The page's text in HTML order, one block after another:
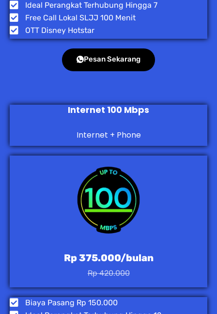
Ideal Perangkat Terhubung Hingga 7
Free Call Lokal SLJJ 100 Menit
OTT Disney Hotstar
Pesan Sekarang
Internet 100 Mbps
Internet + Phone
Rp 375.000/bulan
Rp 420.000
Biaya Pasang Rp 150.000